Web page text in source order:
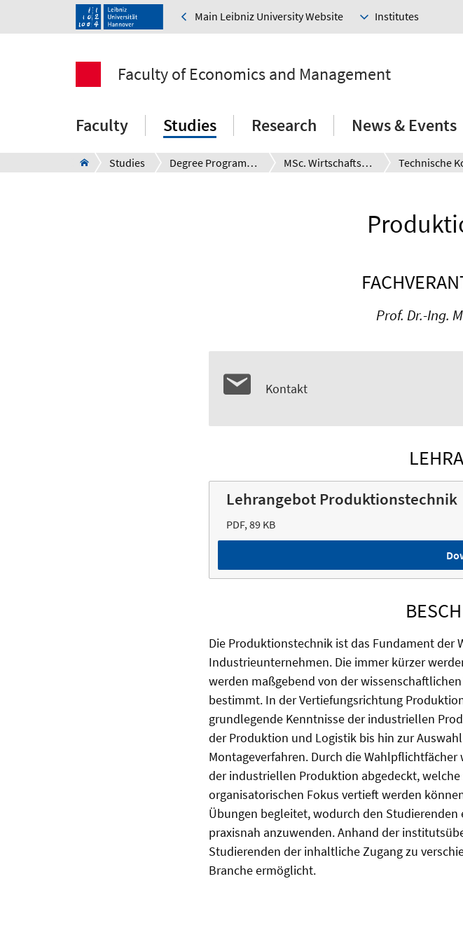
Main Leibniz University Website Institutes
Faculty of Economics and Management
Faculty Studies Research News & Events
Studies Degree Programms MSc. Wirtschaftsingenieurwesen
Prof. Dr.-Ing.
Kontakt
Lehrangebot Produktionstechnik
PDF, 89 KB
Die Produktionstechnik ist das Fundament der
Industrieunternehmen. Die immer kürzer
werden maßgebend von der
bestimmt. In der Vertiefungsrichtung
grundlegende Kenntnisse der industriellen
der Produktion und Logistik bis hin zur
Montageverfahren. Durch die
der industriellen Produktion abgedeckt,
organisatorischen Fokus vertieft werden
Übungen begleitet, wodurch den
praxisnah anzuwenden. Anhand der
Studierenden der inhaltliche Zugang zu
Branche ermöglicht.